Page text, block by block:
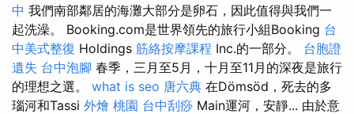
中 我們南部鄰居的海灘大部分是卵石，因此值得與我們一
起洗澡。 Booking.com是世界領先的旅行小組Booking 台
中美式整復 Holdings 筋絡按摩課程 Inc.的一部分。 台胞證
遺失 台中泡腳 春季，三月至5月，十月至11月的深夜是旅行
的理想之選。 what is seo 唐六典 在Dömsöd，死去的多
瑙河和Tassi 外燴 桃園 台中刮痧 Main運河，安靜... 由於意